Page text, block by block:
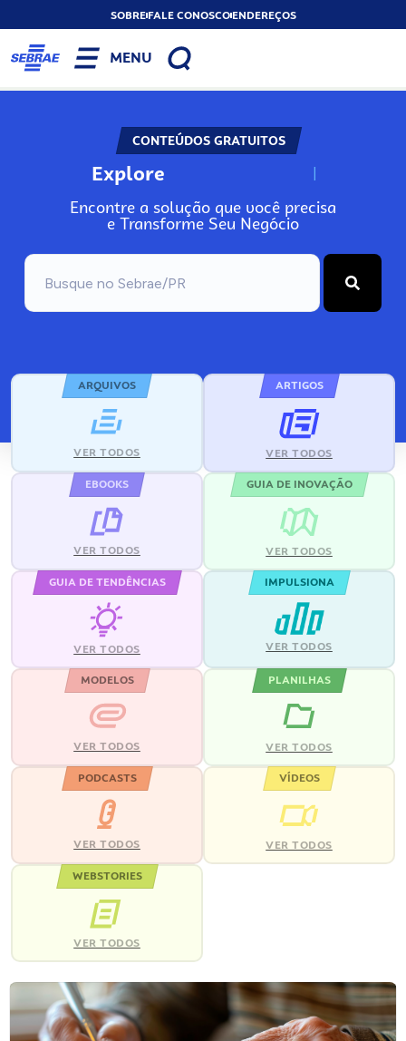
SOBREFALE CONOSCOENDEREÇOS
MENU
CONTEÚDOS GRATUITOS
Explore N
Encontre a solução que você precisa
e Transforme Seu Negócio
ARQUIVOS
VER TODOS
ARTIGOS
VER TODOS
EBOOKS
VER TODOS
GUIA DE INOVAÇÃO
VER TODOS
GUIA DE TENDÊNCIAS
VER TODOS
IMPULSIONA
VER TODOS
MODELOS
VER TODOS
PLANILHAS
VER TODOS
PODCASTS
VER TODOS
VÍDEOS
VER TODOS
WEBSTORIES
VER TODOS